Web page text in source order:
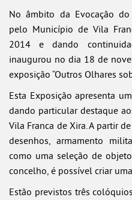
No âmbito da Evocação do
pelo Município de Vila
2014 e dando
inaugurou no dia 18 de
exposição “Outros Olhares
Esta Exposição apresenta
dando particular destaque
Vila Franca de Xira. A partir
desenhos, armamento
como uma seleção de
concelho, é possível criar
Estão previstos três